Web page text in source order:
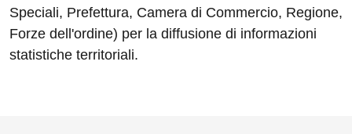
Speciali, Prefettura, Camera di Commercio, Regione,
Forze dell'ordine) per la diffusione di informazioni
statistiche territoriali.